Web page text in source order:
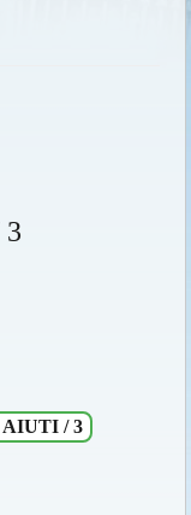
AIUTI / 3